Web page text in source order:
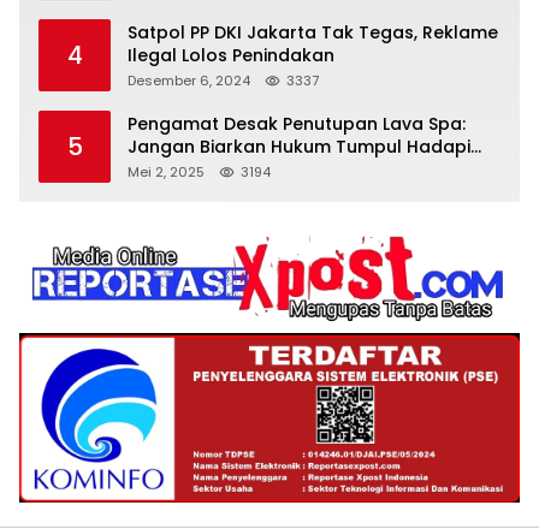
4
Satpol PP DKI Jakarta Tak Tegas, Reklame
Ilegal Lolos Penindakan
Desember 6, 2024 3337
5
Pengamat Desak Penutupan Lava Spa:
Jangan Biarkan Hukum Tumpul Hadapi
‘Spa Berkedok
Mei 2, 2025 3194